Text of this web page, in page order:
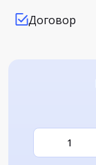
Договор
1